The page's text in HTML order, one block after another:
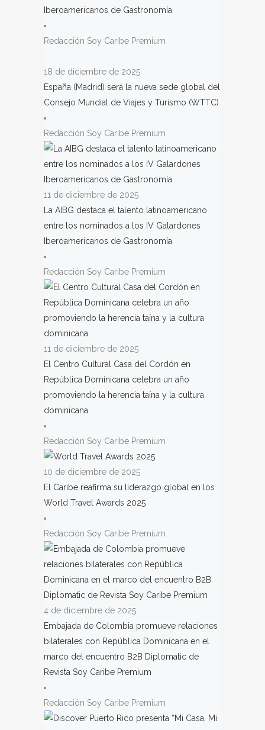
Iberoamericanos de Gastronomía
Redacción Soy Caribe Premium
18 de diciembre de 2025
España (Madrid) será la nueva sede global del
Consejo Mundial de Viajes y Turismo (WTTC)
Redacción Soy Caribe Premium
11 de diciembre de 2025
La AIBG destaca el talento latinoamericano
entre los nominados a los IV Galardones
Iberoamericanos de Gastronomía
Redacción Soy Caribe Premium
11 de diciembre de 2025
El Centro Cultural Casa del Cordón en
República Dominicana celebra un año
promoviendo la herencia taína y la cultura
dominicana
Redacción Soy Caribe Premium
10 de diciembre de 2025
El Caribe reafirma su liderazgo global en los
World Travel Awards 2025
Redacción Soy Caribe Premium
4 de diciembre de 2025
Embajada de Colombia promueve relaciones
bilaterales con República Dominicana en el
marco del encuentro B2B Diplomatic de
Revista Soy Caribe Premium
Redacción Soy Caribe Premium